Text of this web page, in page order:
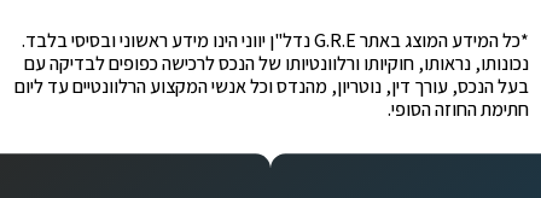
*כל המידע המוצג באתר G.R.E נדל"ן יווני הינו מידע ראשוני ובסיסי בלבד.
נכונותו, נראותו, חוקיותו ורלוונטיותו של הנכס לרכישה כפופים לבדיקה עם
בעל הנכס, עורך דין, נוטריון, מהנדס וכל אנשי המקצוע הרלוונטיים עד ליום
חתימת החוזה הסופי.